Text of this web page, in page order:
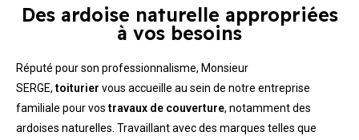
Des ardoise naturelle appropriées
à vos besoins
Réputé pour son professionnalisme, Monsieur
SERGE,toiturier vous accueille au sein de notre entreprise
familiale pour vostravaux de couverture, notamment des
ardoises naturelles. Travaillant avec des marques telles que